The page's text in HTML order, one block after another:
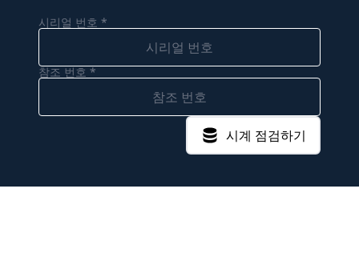
시리얼 번호 *
참조 번호 *
시계 점검하기